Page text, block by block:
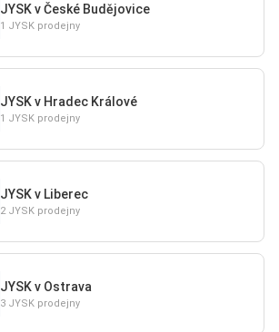
JYSK v České Budějovice
1 JYSK prodejny
JYSK v Hradec Králové
1 JYSK prodejny
JYSK v Liberec
2 JYSK prodejny
JYSK v Ostrava
3 JYSK prodejny